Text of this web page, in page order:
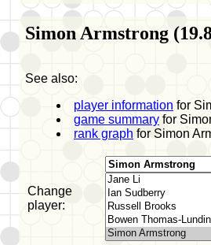
Simon Armstrong
See also:
player information for
game summary for
rank graph for Simon
Change
player: